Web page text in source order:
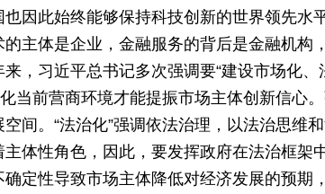
因此始终能够保持科技创新的世界领先水
主体是企业，金融服务的背后是金融机构
，习近平总书记多次强调要“建设市场化
当前营商环境才能提振市场主体创新信心
间。“法治化”强调依法治理，以法治思维
体性角色，因此，要发挥政府在法治框架
定性导致市场主体降低对经济发展的预期